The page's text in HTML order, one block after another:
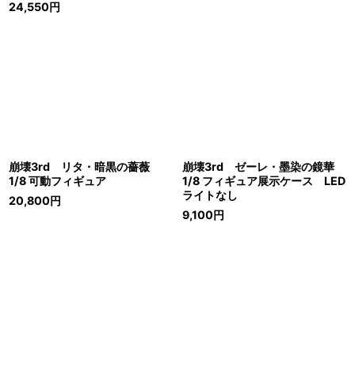
24,550円
崩壊3rd リタ・暗黒の薔薇
1/8 可動フィギュア
20,800円
崩壊3rd ゼーレ・墨染の鏡華
1/8 フィギュア展示ケース LED
ライトなし
9,100円